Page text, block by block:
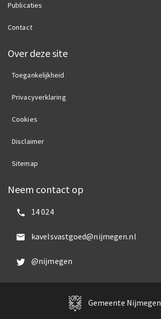
Publicaties
Contact
Over deze site
Toegankelijkheid
Privacyverklaring
Cookies
Disclaimer
Sitemap
Neem contact op
Bel ons:
14 024
Mail ons:
kavelsvastgoed@nijmegen.nl
Volg ons op Twitter:
@nijmegen
Gemeente Nijmegen